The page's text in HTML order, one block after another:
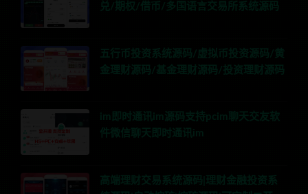
兑/期权/借币/多国语言交易所系统源码
五行币投资系统源码/虚拟币投资源码/黄
金理财源码/基金理财源码/投资理财源码
im即时通讯im源码支持pcim聊天交友软
件微信聊天即时通讯im
高端理财交易系统源码|理财金融投资系